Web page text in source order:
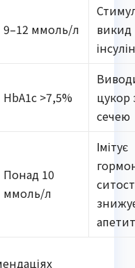
9–12 ммоль/л
викид
HbA1c >7,5%
цукор
сечею
Понад 10
ммоль/л
Імітує